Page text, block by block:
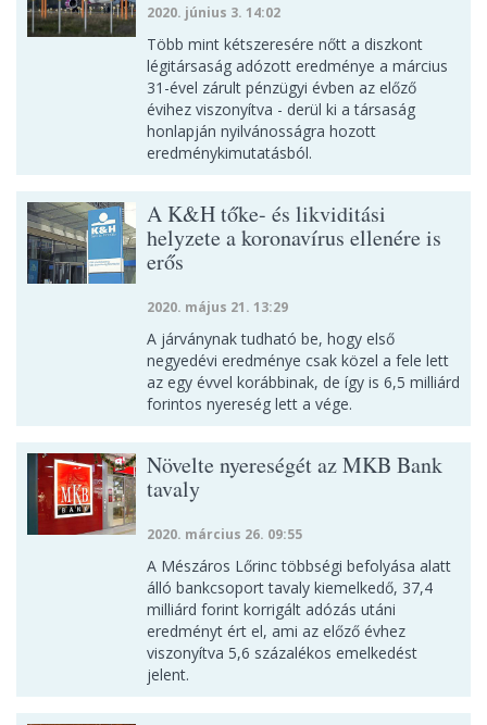
2020. június 3. 14:02
Több mint kétszeresére nőtt a diszkont
légitársaság adózott eredménye a március
31-ével zárult pénzügyi évben az előző
évihez viszonyítva - derül ki a társaság
honlapján nyilvánosságra hozott
eredménykimutatásból.
A K&H tőke- és likviditási
helyzete a koronavírus ellenére is
erős
2020. május 21. 13:29
A járványnak tudható be, hogy első
negyedévi eredménye csak közel a fele lett
az egy évvel korábbinak, de így is 6,5 milliárd
forintos nyereség lett a vége.
Növelte nyereségét az MKB Bank
tavaly
2020. március 26. 09:55
A Mészáros Lőrinc többségi befolyása alatt
álló bankcsoport tavaly kiemelkedő, 37,4
milliárd forint korrigált adózás utáni
eredményt ért el, ami az előző évhez
viszonyítva 5,6 százalékos emelkedést
jelent.